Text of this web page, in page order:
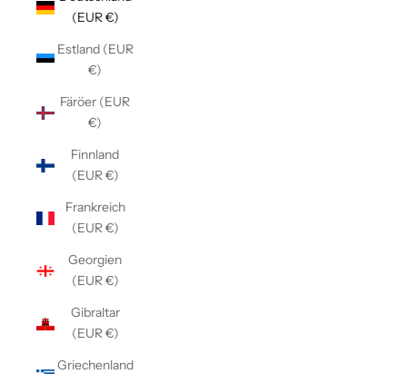
(EUR €)
Estland (EUR
€)
Färöer (EUR
€)
Finnland
(EUR €)
Frankreich
(EUR €)
Georgien
(EUR €)
Gibraltar
(EUR €)
Griechenland